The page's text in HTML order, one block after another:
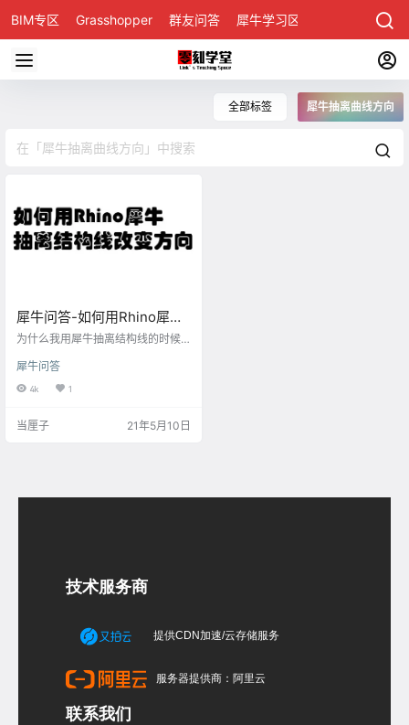
BIM专区 Grasshopper 群友问答 犀牛学习区
全部标签 犀牛抽离曲线方向
犀牛问答-如何用Rhino犀牛
抽离结构线改变方向
为什么我用犀牛抽离结构线的时候
向的？ 很多小伙伴们用犀牛建模的
时候很容易忽略犀牛界面上方的指
指令框切换（T）命令或者直接按键
犀牛问答
4k 1
当厘子 21年5月10日
技术服务商
提供CDN加速/云存储服务
服务器提供商：阿里云
联系我们